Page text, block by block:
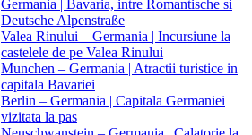
Germania | Bavaria, intre Romantische si
Deutsche Alpenstraße
Valea Rinului – Germania | Incursiune la
castelele de pe Valea Rinului
Munchen – Germania | Atractii turistice in
capitala Bavariei
Berlin – Germania | Capitala Germaniei
vizitata la pas